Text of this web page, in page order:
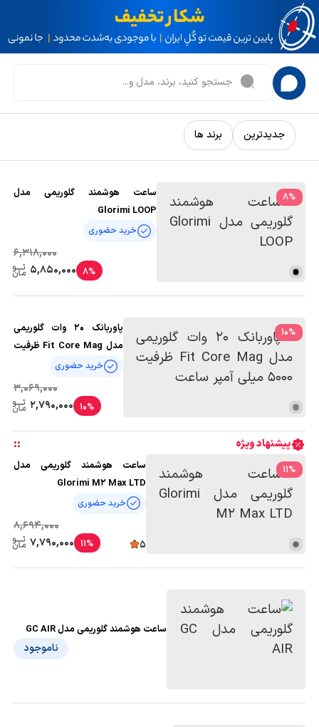
جدیدترین برند ها
%
8
ساعت هوشمند گلوریمی مدل
Glorimi LOOP
خرید حضوری
6,318,000
8%
5,850,000
%
10
پاوربانک 20 وات گلوریمی
مدل Fit Core Mag ظرفیت
5000 میلی آمپر ساعتخرید حضوری
3,069,000
10%
2,790,000
پیشنهاد ویژه ::
%
11
ساعت هوشمند گلوریمی مدل
Glorimi M2 Max LTD
خرید حضوری
5
8,694,000
11%
7,790,000
ساعت هوشمند گلوریمی مدل GC AIR
ناموجود